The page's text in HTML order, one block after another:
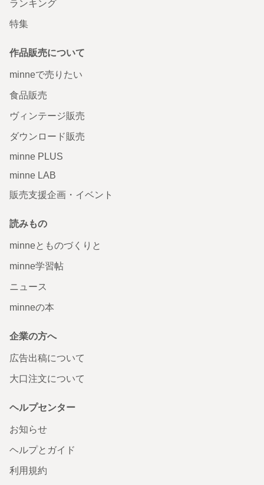
ランキング
特集
作品販売について
minneで売りたい
食品販売
ヴィンテージ販売
ダウンロード販売
minne PLUS
minne LAB
販売支援企画・イベント
読みもの
minneとものづくりと
minne学習帖
ニュース
minneの本
企業の方へ
広告出稿について
大口注文について
ヘルプセンター
お知らせ
ヘルプとガイド
利用規約